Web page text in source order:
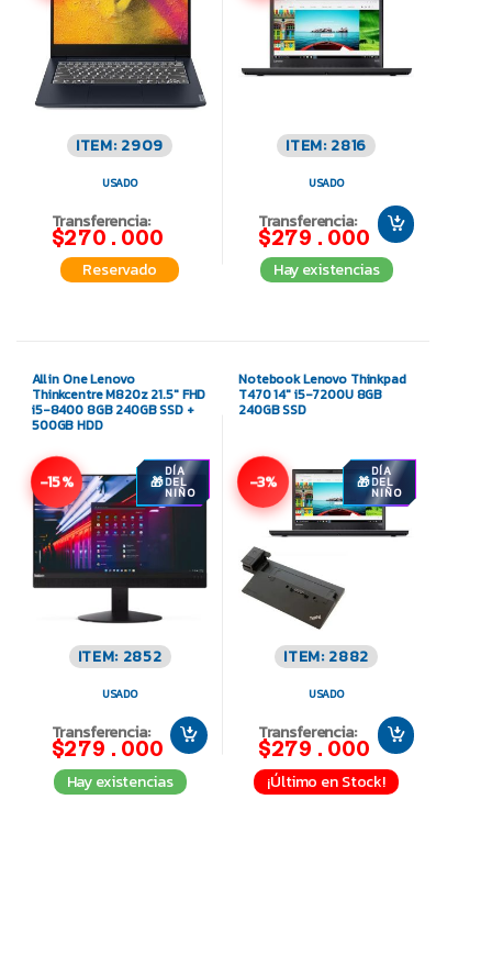
ITEM: 2909
USADO
Transferencia:
$270.000
ITEM: 2816
USADO
Transferencia:
$279.000
Hay existencias
All in One Lenovo
Thinkcentre M820z 21.5″ FHD
i5-8400 8GB 240GB SSD +
500GB HDD
-15% DÍA
DEL
NIÑO
ITEM: 2852
USADO
Transferencia:
$279.000
Hay existencias
Notebook Lenovo Thinkpad
T470 14″ i5-7200U 8GB
240GB SSD
-3% DÍA
DEL
NIÑO
ITEM: 2882
USADO
Transferencia:
$279.000
¡Último en Stock!